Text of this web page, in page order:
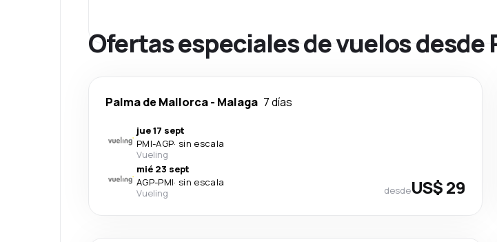
Ofertas especiales de vuelos desde
Palma de Mallorca- Malaga 7 días
jue 17 sept
PMI-AGP· sin escala
Vueling
mié 23 sept
AGP-PMI· sin escala
Vueling
desdeUS$ 29